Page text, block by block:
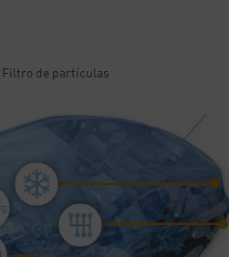
Filtro de partículas